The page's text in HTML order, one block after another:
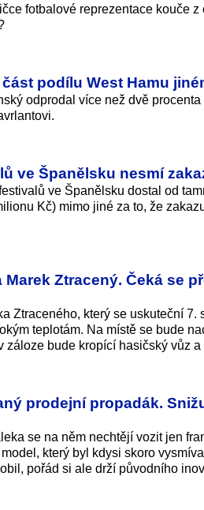
fotbalové reprezentace kouče
podílu West Hamu
odprodal více než dvě
ve Španělsku nesmí
ve Španělsku dostal od
Kč) mimo jiné za to, že
Marek Ztracený. Čeká se
Ztraceného, který se uskuteční
teplotám. Na místě se bude
záloze bude kropící hasičský vůz
prodejní propadák.
se na něm nechtějí vozit jen
který byl kdysi skoro
pořád si ale drží původního